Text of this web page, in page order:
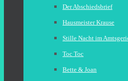
Der Abschiedsbrief
Hausmeister Krause
Stille Nacht im
Toc Toc
Bette & Joan